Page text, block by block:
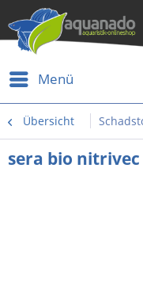
Menü
Übersicht
sera bio nitrivec